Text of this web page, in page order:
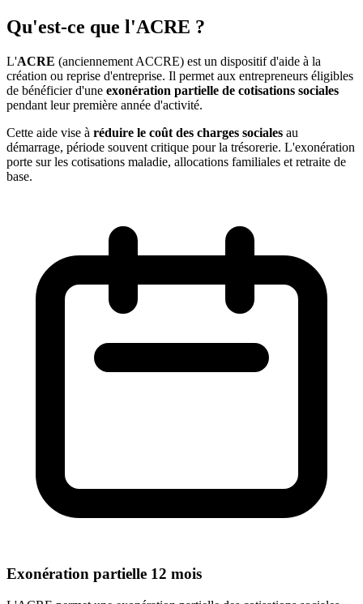
Qu'est-ce que l'ACRE ?
L'ACRE (anciennement ACCRE) est un dispositif d'aide à la
création ou reprise d'entreprise. Il permet aux entrepreneurs éligibles
de bénéficier d'une exonération partielle de cotisations sociales
pendant leur première année d'activité.
Cette aide vise à réduire le coût des charges sociales au
démarrage, période souvent critique pour la trésorerie. L'exonération
porte sur les cotisations maladie, allocations familiales et retraite de
base.
Exonération partielle 12 mois